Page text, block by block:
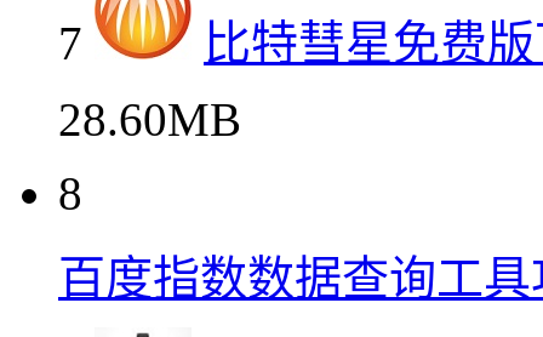
7
比特彗星免费
28.60MB
8
百度指数数据查询工